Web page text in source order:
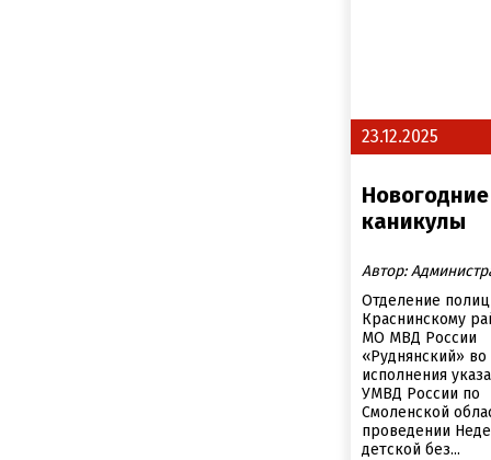
23.12.2025
Новогодние
каникулы
Автор:
Отделение
Краснинскому
МО МВД России
«Руднянский» во
исполнения
УМВД России по
Смоленской
проведении
детской без...